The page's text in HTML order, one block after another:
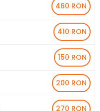
460 RON
410 RON
150 RON
200 RON
270 RON